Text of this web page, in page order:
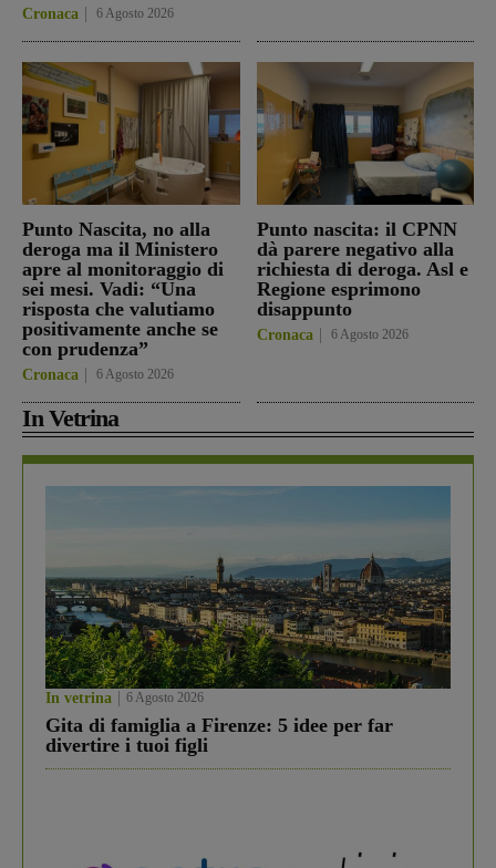
Cronaca 6 Agosto 2026
Punto Nascita, no alla
deroga ma il Ministero
apre al monitoraggio di
sei mesi. Vadi: “Una
risposta che valutiamo
positivamente anche se
con prudenza”
Cronaca 6 Agosto 2026
Punto nascita: il CPNN
dà parere negativo alla
richiesta di deroga. Asl e
Regione esprimono
disappunto
Cronaca 6 Agosto 2026
In Vetrina
In vetrina 6 Agosto 2026
Gita di famiglia a Firenze: 5 idee per far
divertire i tuoi figli